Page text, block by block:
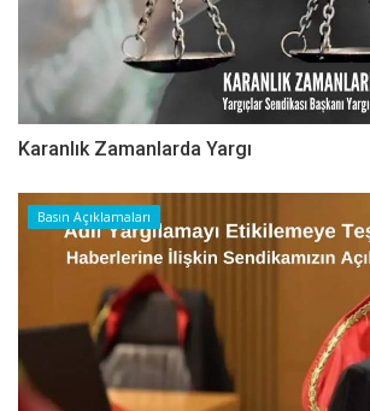
Karanlık Zamanlarda Yargı
Basın Açıklamaları